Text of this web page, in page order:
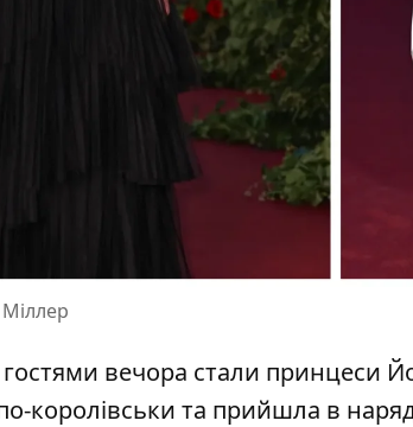
Міллер
вечора стали принцеси
королівськи та прийшла в